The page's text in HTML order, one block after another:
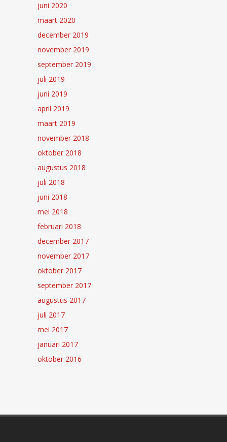
juni 2020
maart 2020
december 2019
november 2019
september 2019
juli 2019
juni 2019
april 2019
maart 2019
november 2018
oktober 2018
augustus 2018
juli 2018
juni 2018
mei 2018
februari 2018
december 2017
november 2017
oktober 2017
september 2017
augustus 2017
juli 2017
mei 2017
januari 2017
oktober 2016